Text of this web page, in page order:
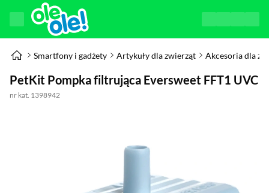
Smartfony i gadżety Artykuły dla zwierząt Akcesoria dla
PetKit Pompka filtrująca Eversweet FFT1 UVC
nr kat. 1398942